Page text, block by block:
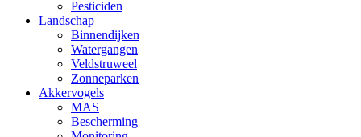
Pesticiden
Landschap
Binnendijken
Watergangen
Veldstruweel
Zonneparken
Akkervogels
MAS
Bescherming